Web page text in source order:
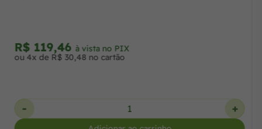
R$ 119,46à vista no PIX
ou 4x de R$ 30,48 no cartão
- +